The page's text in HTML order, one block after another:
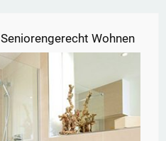
Seniorengerecht Wohnen